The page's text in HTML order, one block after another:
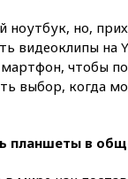
но,
видеоклипы на
чтобы
выбор, когда
планшеты в